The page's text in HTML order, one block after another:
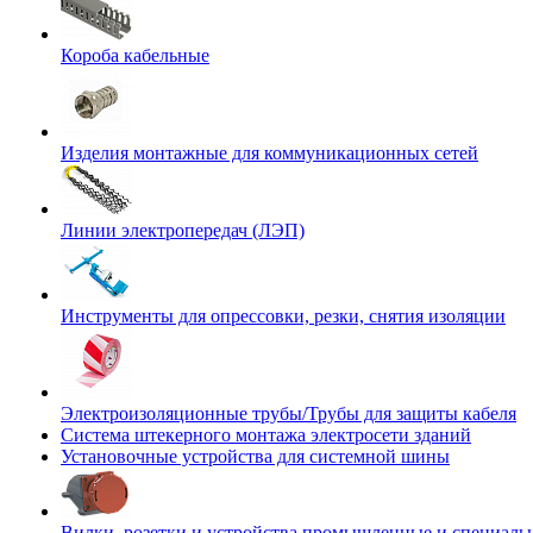
Короба кабельные
Изделия монтажные для коммуникационных сетей
Линии электропередач (ЛЭП)
Инструменты для опрессовки, резки, снятия изоляции
Электроизоляционные трубы/Трубы для защиты кабеля
Система штекерного монтажа электросети зданий
Установочные устройства для системной шины